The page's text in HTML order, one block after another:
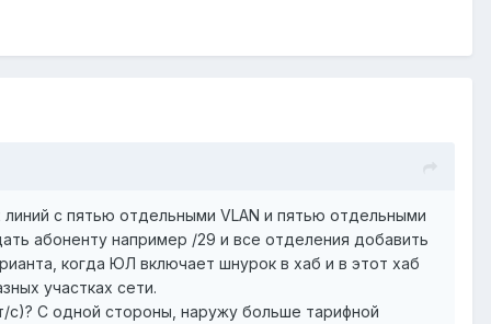
с пятью отдельными VLAN и пятью отдельными
абоненту например /29 и все отделения добавить
когда ЮЛ включает шнурок в хаб и в этот хаб
участках сети.
с)? С одной стороны, наружу больше тарифной